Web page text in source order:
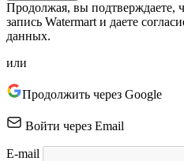
Продолжая, вы подтверждаете,
запись Watermart и даете
данных.
или
Продолжить через Google
Войти через Email
E-mail